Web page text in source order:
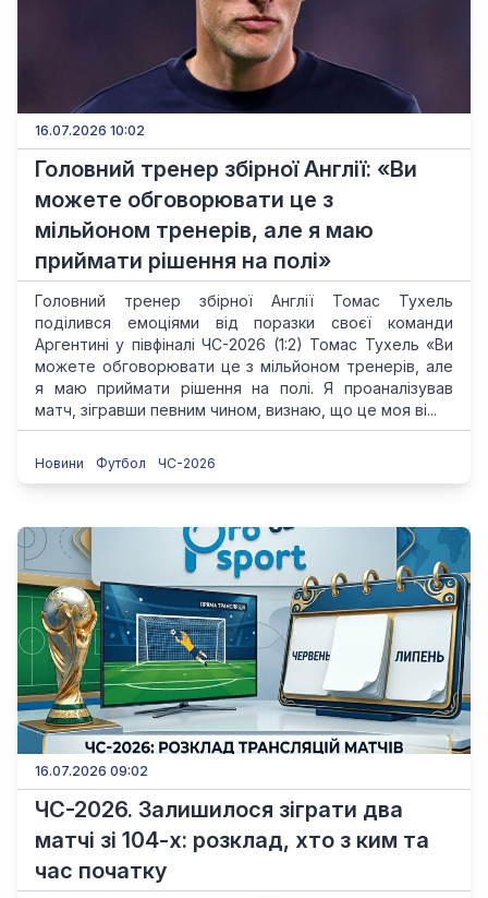
16.07.2026 10:02
Головний тренер збірної Англії: «Ви
можете обговорювати це з
мільйоном тренерів, але я маю
приймати рішення на полі»
Головний тренер збірної Англії Томас Тухель
поділився емоціями від поразки своєї команди
Аргентині у півфіналі ЧС-2026 (1:2) Томас Тухель «Ви
можете обговорювати це з мільйоном тренерів, але
я маю приймати рішення на полі. Я проаналізував
матч, зігравши певним чином, визнаю, що це моя ві...
Новини Футбол ЧС-2026
16.07.2026 09:02
ЧС-2026. Залишилося зіграти два
матчі зі 104-х: розклад, хто з ким та
час початку